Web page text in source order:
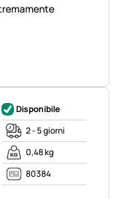
Disponibile
2 - 5 giorni
0,48 kg
80384